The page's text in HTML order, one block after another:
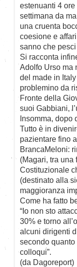
estenuanti 4
settimana da
una cruenta
coesione e
sanno che
Si racconta
Adolfo Urso ma
del made in
problemino da
Fronte della
suoi Gabbiani,
Insomma, dopo
Tutto è in
pazientare fino
BrancaMeloni:
(Magari, tra una
Costituzionale
(destinato alla
maggioranza
Come ha fatto
“Io non sto
30% e torno
alcuni dirigenti
secondo
colloqui”.
(da Dagoreport)